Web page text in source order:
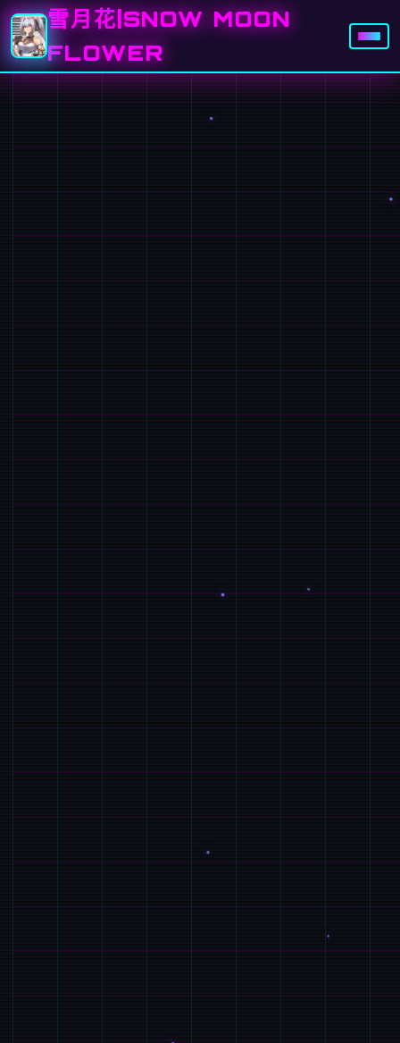
雪月花|SNOW MOON
FLOWER